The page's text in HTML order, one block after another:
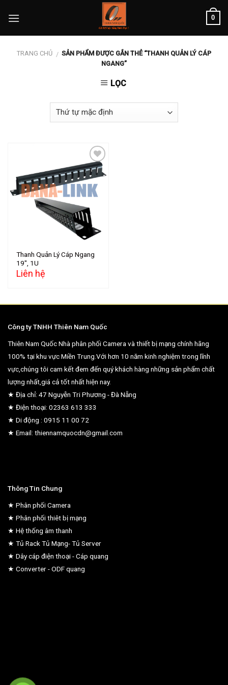
0
TRANG CHỦ / SẢN PHẨM ĐƯỢC GẮN THẺ “THANH QUẢN LÝ CÁP
NGANG”
LỌC
Add to
wishlist
Thanh Quản Lý Cáp Ngang
19″, 1U
Liên hệ
Công ty TNHH Thiên Nam Quốc
Thiên Nam Quốc Nhà phân phối Camera và thiết bị mạng chính hãng
100% tại khu vực Miền Trung.Với hơn 10 năm kinh nghiệm trong lĩnh
vực,chúng tôi cam kết đem đến quý khách hàng những sản phẩm chất
lượng nhất,giá cả tốt nhất hiện nay.
★ Địa chỉ: 47 Nguyễn Tri Phương - Đà Nẵng
★ Điện thoại: 02363 613 333
★ Di động : 0915 11 00 72
★ Email: thiennamquocdn@gmail.com
Thông Tin Chung
★ Phân phối Camera
★ Phân phối thiêt bị mạng
★ Hệ thống âm thanh
★ Tủ Rack Tủ Mạng- Tủ Server
★ Dây cáp điện thoại - Cáp quang
★ Converter - ODF quang